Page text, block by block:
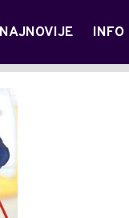
NAJNOVIJE INFO